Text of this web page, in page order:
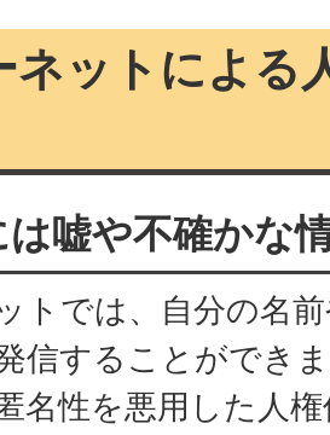
ネットによる
嘘や不確かな
トでは、自分の名
信することができ
名性を悪用した人